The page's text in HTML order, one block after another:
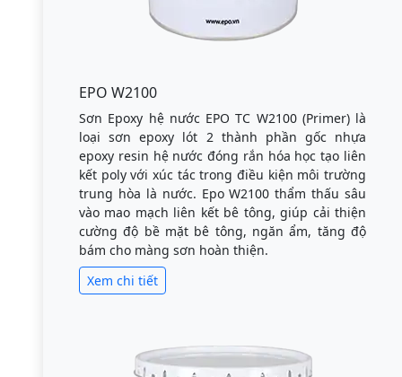
EPO W2100
Sơn Epoxy hệ nước EPO TC W2100 (Primer) là
loại sơn epoxy lót 2 thành phần gốc nhựa
epoxy resin hệ nước đóng rắn hóa học tạo liên
kết poly với xúc tác trong điều kiện môi trường
trung hòa là nước. Epo W2100 thẩm thấu sâu
vào mao mạch liên kết bê tông, giúp cải thiện
cường độ bề mặt bê tông, ngăn ẩm, tăng độ
bám cho màng sơn hoàn thiện.
Xem chi tiết